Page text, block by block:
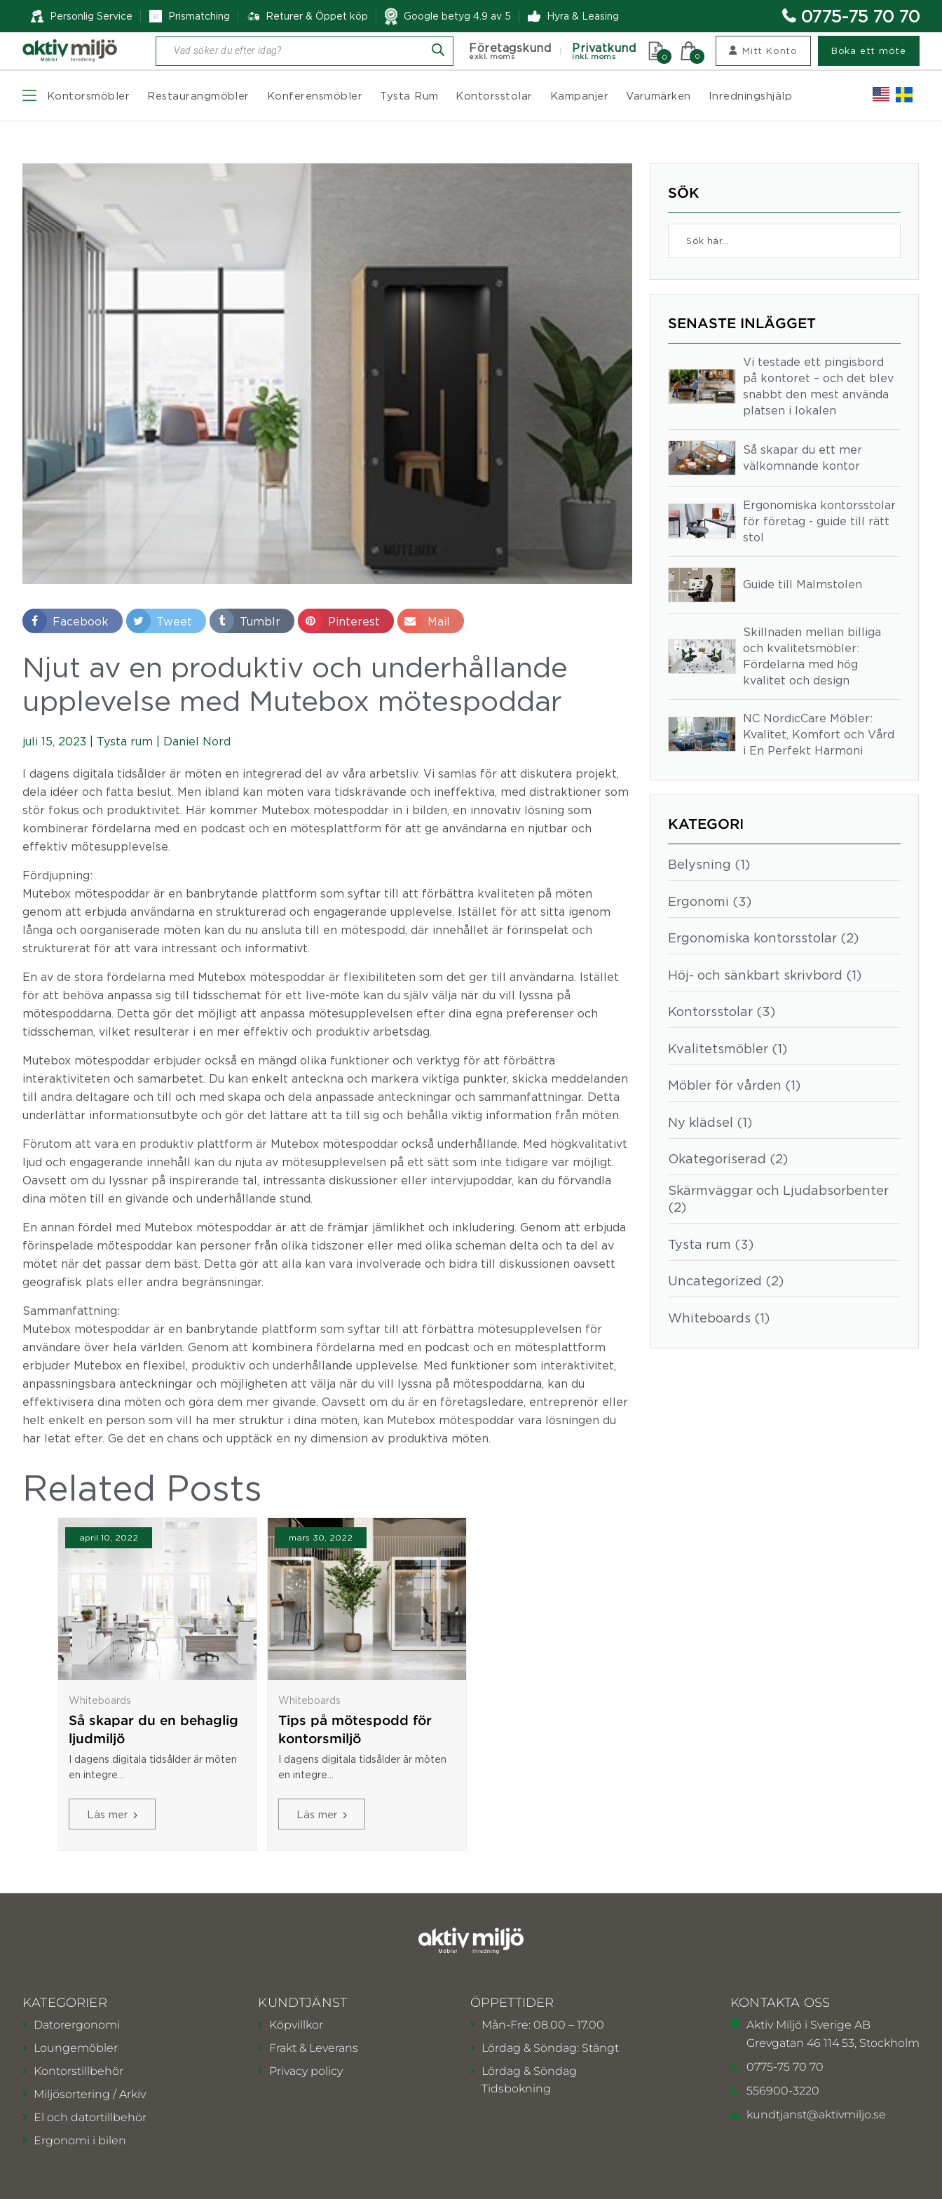
Personlig Service Prismatching Returer & Öppet köp Google betyg 4.9 av 5 Hyra & Leasing 0775-75 70 70
Produktsökning Företagskund
exkl. moms
Privatkund
inkl. moms 0 0
Mitt Konto Boka ett möte
Kontorsmöbler Restaurangmöbler Konferensmöbler Tysta Rum Kontorsstolar Kampanjer Varumärken Inredningshjälp
Facebook Tweet Tumblr Pinterest Mail
Njut av en produktiv och underhållande
upplevelse med Mutebox mötespoddar
juli 15, 2023 | Tysta rum Daniel Nord
I dagens digitala tidsålder är möten en integrerad del av våra arbetsliv. Vi samlas för att diskutera projekt,
dela idéer och fatta beslut. Men ibland kan möten vara tidskrävande och ineffektiva, med distraktioner som
stör fokus och produktivitet. Här kommer Mutebox mötespoddar in i bilden, en innovativ lösning som
kombinerar fördelarna med en podcast och en mötesplattform för att ge användarna en njutbar och
effektiv mötesupplevelse.
Fördjupning:
Mutebox mötespoddar är en banbrytande plattform som syftar till att förbättra kvaliteten på möten
genom att erbjuda användarna en strukturerad och engagerande upplevelse. Istället för att sitta igenom
långa och oorganiserade möten kan du nu ansluta till en mötespodd, där innehållet är förinspelat och
strukturerat för att vara intressant och informativt.
En av de stora fördelarna med Mutebox mötespoddar är flexibiliteten som det ger till användarna. Istället
för att behöva anpassa sig till tidsschemat för ett live-möte kan du själv välja när du vill lyssna på
mötespoddarna. Detta gör det möjligt att anpassa mötesupplevelsen efter dina egna preferenser och
tidsscheman, vilket resulterar i en mer effektiv och produktiv arbetsdag.
Mutebox mötespoddar erbjuder också en mängd olika funktioner och verktyg för att förbättra
interaktiviteten och samarbetet. Du kan enkelt anteckna och markera viktiga punkter, skicka meddelanden
till andra deltagare och till och med skapa och dela anpassade anteckningar och sammanfattningar. Detta
underlättar informationsutbyte och gör det lättare att ta till sig och behålla viktig information från möten.
Förutom att vara en produktiv plattform är Mutebox mötespoddar också underhållande. Med högkvalitativt
ljud och engagerande innehåll kan du njuta av mötesupplevelsen på ett sätt som inte tidigare var möjligt.
Oavsett om du lyssnar på inspirerande tal, intressanta diskussioner eller intervjupoddar, kan du förvandla
dina möten till en givande och underhållande stund.
En annan fördel med Mutebox mötespoddar är att de främjar jämlikhet och inkludering. Genom att erbjuda
förinspelade mötespoddar kan personer från olika tidszoner eller med olika scheman delta och ta del av
mötet när det passar dem bäst. Detta gör att alla kan vara involverade och bidra till diskussionen oavsett
geografisk plats eller andra begränsningar.
Sammanfattning:
Mutebox mötespoddar är en banbrytande plattform som syftar till att förbättra mötesupplevelsen för
användare över hela världen. Genom att kombinera fördelarna med en podcast och en mötesplattform
erbjuder Mutebox en flexibel, produktiv och underhållande upplevelse. Med funktioner som interaktivitet,
anpassningsbara anteckningar och möjligheten att välja när du vill lyssna på mötespoddarna, kan du
effektivisera dina möten och göra dem mer givande. Oavsett om du är en företagsledare, entreprenör eller
helt enkelt en person som vill ha mer struktur i dina möten, kan Mutebox mötespoddar vara lösningen du
har letat efter. Ge det en chans och upptäck en ny dimension av produktiva möten.
SÖK
SENASTE INLÄGGET
Vi testade ett pingisbord
på kontoret – och det blev
snabbt den mest använda
platsen i lokalen
Så skapar du ett mer
välkomnande kontor
Ergonomiska kontorsstolar
för företag - guide till rätt
stol
Guide till Malmstolen
Skillnaden mellan billiga
och kvalitetsmöbler:
Fördelarna med hög
kvalitet och design
NC NordicCare Möbler:
Kvalitet, Komfort och Vård
i En Perfekt Harmoni
KATEGORI
Belysning (1)
Ergonomi (3)
Ergonomiska kontorsstolar (2)
Höj- och sänkbart skrivbord (1)
Kontorsstolar (3)
Kvalitetsmöbler (1)
Möbler för vården (1)
Ny klädsel (1)
Okategoriserad (2)
Skärmväggar och Ljudabsorbenter
(2)
Tysta rum (3)
Uncategorized (2)
Whiteboards (1)
Related Posts
april 10, 2022
Whiteboards
Så skapar du en behaglig
ljudmiljö
I dagens digitala tidsålder är möten
en integre...
Läs mer
mars 30, 2022
Whiteboards
Tips på mötespodd för
kontorsmiljö
I dagens digitala tidsålder är möten
en integre...
Läs mer
KATEGORIER
Datorergonomi
Loungemöbler
Kontorstillbehör
Miljösortering / Arkiv
El och datortillbehör
Ergonomi i bilen
KUNDTJÄNST
Köpvillkor
Frakt & Leverans
Privacy policy
ÖPPETTIDER
Mån-Fre: 08.00 – 17.00
Lördag & Söndag: Stängt
Lördag & Söndag
Tidsbokning
KONTAKTA OSS
Aktiv Miljö i Sverige AB
Grevgatan 46 114 53, Stockholm
0775-75 70 70
556900-3220
kundtjanst@aktivmiljo.se